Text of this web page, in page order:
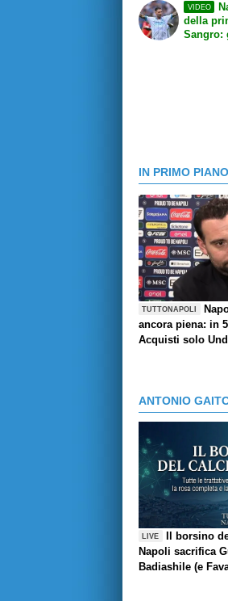
VIDEO
della
Sangro:
IN PRIMO PIANO
TUTTONAPOLI
ancora piena: in
Acquisti solo
ANTONIO
LIVE
Il borsino
Napoli sacrifica
Badiashile (e